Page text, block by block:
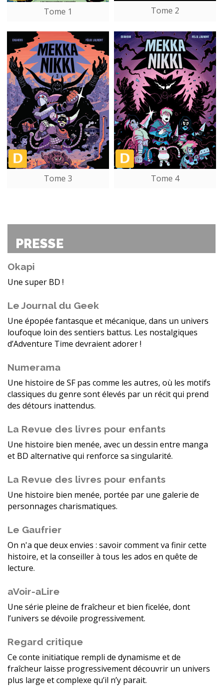
Tome 1 Tome 2
Tome 3 Tome 4
PRESSE
Okapi
Une super BD !
Le Journal du Geek
Une épopée fantasque et mécanique, dans un univers
loufoque loin des sentiers battus. Les nostalgiques
d’Adventure Time devraient adorer !
Numerama
Une histoire de SF pas comme les autres, où les motifs
classiques du genre sont élevés par un récit qui prend
des détours inattendus.
La Revue des livres pour enfants
Une histoire bien menée, avec un dessin entre manga
et BD alternative qui renforce sa singularité.
La Revue des livres pour enfants
Une histoire bien menée, portée par une galerie de
personnages charismatiques.
Le Gaufrier
On n'a que deux envies : savoir comment va finir cette
histoire, et la conseiller à tous les ados en quête de
lecture.
aVoir-aLire
Une série pleine de fraîcheur et bien ficelée, dont
l’univers se dévoile progressivement.
Regard critique
Ce conte initiatique rempli de dynamisme et de
fraîcheur laisse progressivement découvrir un univers
plus large et complexe qu’il n’y parait.